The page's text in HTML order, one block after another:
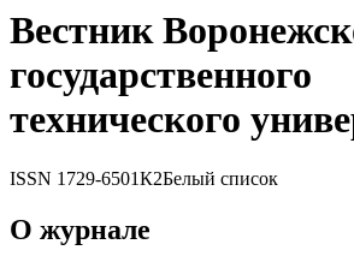
Вестник
государственного
теxнического
ISSN 1729-6501К2Белый список
О журнале